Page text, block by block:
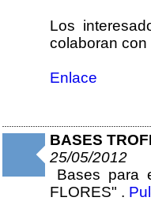
Los
colaboran con
Enlace
BASES
25/05/2012
Bases para
FLORES" .